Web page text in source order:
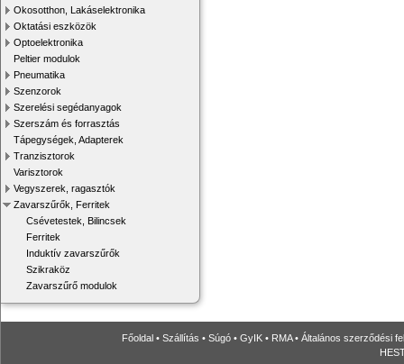
Okosotthon, Lakáselektronika
Oktatási eszközök
Optoelektronika
Peltier modulok
Pneumatika
Szenzorok
Szerelési segédanyagok
Szerszám és forrasztás
Tápegységek, Adapterek
Tranzisztorok
Varisztorok
Vegyszerek, ragasztók
Zavarszűrők, Ferritek
Csévetestek, Bilincsek
Ferritek
Induktív zavarszűrők
Szikraköz
Zavarszűrő modulok
Főoldal • Szállítás • Súgó • GyIK • RMA• Általános szerződési